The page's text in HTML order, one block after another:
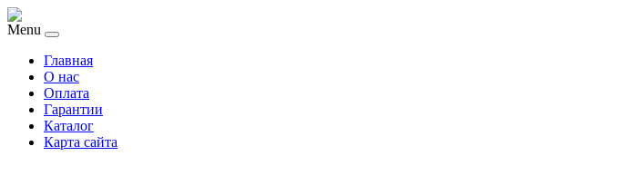
Menu
Главная
O нас
Оплата
Гарантии
Каталог
Карта сайта